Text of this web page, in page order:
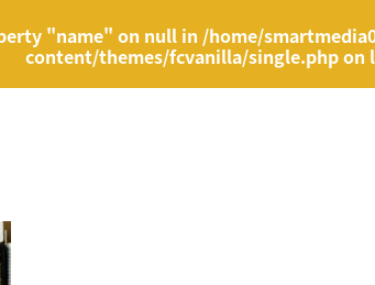
"name" on null in /home/
content/themes/fcvanilla/single.phpon